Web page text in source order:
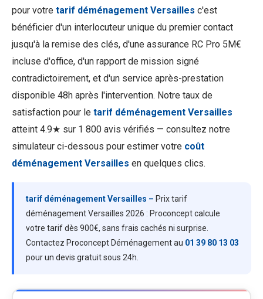
pour votre tarif déménagement Versailles c'est
bénéficier d'un interlocuteur unique du premier contact
jusqu'à la remise des clés, d'une assurance RC Pro 5M€
incluse d'office, d'un rapport de mission signé
contradictoirement, et d'un service après-prestation
disponible 48h après l'intervention. Notre taux de
satisfaction pour le tarif déménagement Versailles
atteint 4.9★ sur 1 800 avis vérifiés — consultez notre
simulateur ci-dessous pour estimer votre coût
déménagement Versailles en quelques clics.
tarif déménagement Versailles – Prix tarif
déménagement Versailles 2026 : Proconcept calcule
votre tarif dès 900€, sans frais cachés ni surprise.
Contactez Proconcept Déménagement au 01 39 80 13 03
pour un devis gratuit sous 24h.